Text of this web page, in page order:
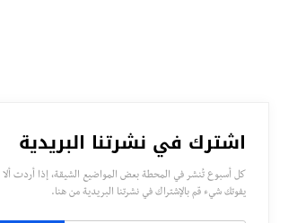
اشترك في نشرتنا البريدية
كل أسبوع تُنشر في المحطة بعض المواضيع الشيقة، إذا أردت ألا
يفوتك شيء قم بالإشتراك في نشرتنا البريدية من هنا.